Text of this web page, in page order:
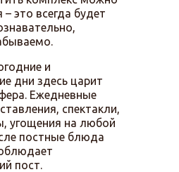
это всегда будет
и
дни здесь царит
Ежедневные
спектакли,
угощения на любой
постные блюда
пост.